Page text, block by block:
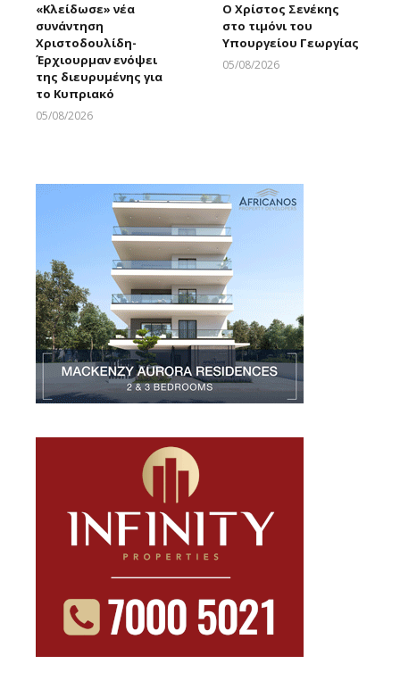
«Κλείδωσε» νέα
συνάντηση
Χριστοδουλίδη-
Έρχιουρμαν ενόψει
της διευρυμένης για
το Κυπριακό
05/08/2026
Ο Χρίστος Σενέκης
στο τιμόνι του
Υπουργείου Γεωργίας
05/08/2026